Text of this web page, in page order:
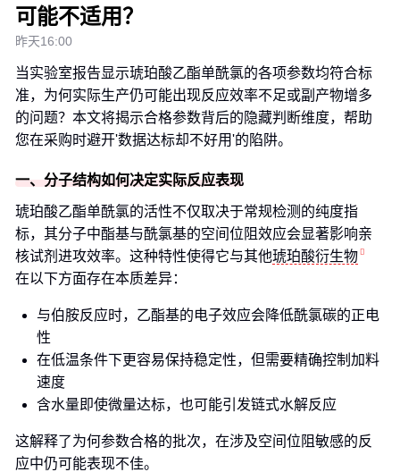
可能不适用？
昨天16:00
当实验室报告显示琥珀酸乙酯单酰氯的各项参数均符合标
准，为何实际生产仍可能出现反应效率不足或副产物增多
的问题？本文将揭示合格参数背后的隐藏判断维度，帮助
您在采购时避开'数据达标却不好用'的陷阱。
一、分子结构如何决定实际反应表现
琥珀酸乙酯单酰氯的活性不仅取决于常规检测的纯度指
标，其分子中酯基与酰氯基的空间位阻效应会显著影响亲
核试剂进攻效率。这种特性使得它与其他琥珀酸衍生物
在以下方面存在本质差异：
与伯胺反应时，乙酯基的电子效应会降低酰氯碳的正电
性
在低温条件下更容易保持稳定性，但需要精确控制加料
速度
含水量即使微量达标，也可能引发链式水解反应
这解释了为何参数合格的批次，在涉及空间位阻敏感的反
应中仍可能表现不佳。